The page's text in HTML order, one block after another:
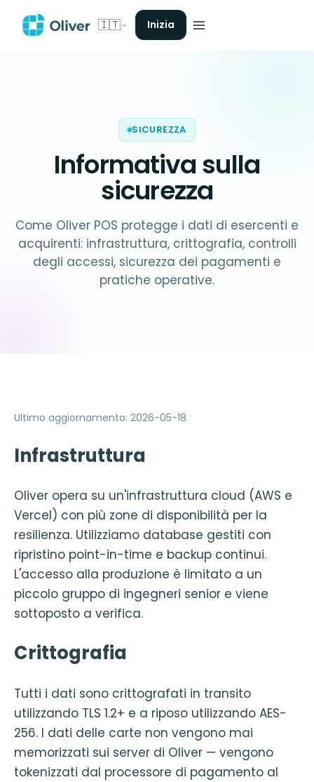
🇮🇹 Inizia
SICUREZZA
Informativa sulla
sicurezza
Come Oliver POS protegge i dati di esercenti e
acquirenti: infrastruttura, crittografia, controlli
degli accessi, sicurezza dei pagamenti e
pratiche operative.
Ultimo aggiornamento: 2026-05-18
Infrastruttura
Oliver opera su un'infrastruttura cloud (AWS e
Vercel) con più zone di disponibilità per la
resilienza. Utilizziamo database gestiti con
ripristino point-in-time e backup continui.
L'accesso alla produzione è limitato a un
piccolo gruppo di ingegneri senior e viene
sottoposto a verifica.
Crittografia
Tutti i dati sono crittografati in transito
utilizzando TLS 1.2+ e a riposo utilizzando AES-
256. I dati delle carte non vengono mai
memorizzati sui server di Oliver — vengono
tokenizzati dal processore di pagamento al